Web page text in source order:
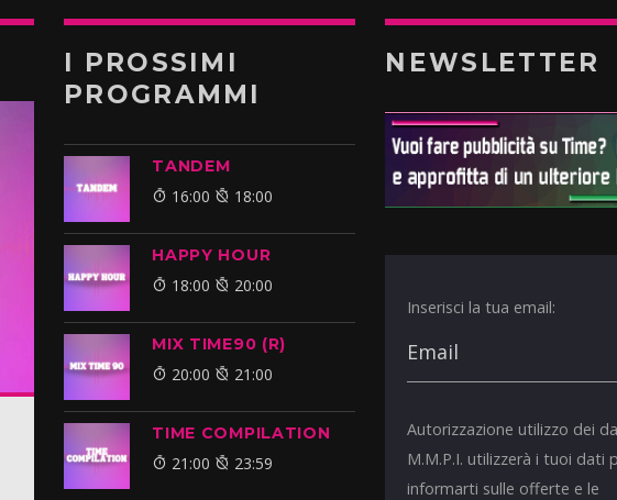
I PROSSIMI
PROGRAMMI
TANDEM
16:00 18:00
HAPPY HOUR
18:00 20:00
MIX TIME90 (R)
20:00 21:00
TIME COMPILATION
21:00 23:59
NEWSLETTER
Inserisci la tua email:
Autorizzazione utilizzo dei
M.M.P.I. utilizzerà i tuoi dati
informarti sulle offerte e le